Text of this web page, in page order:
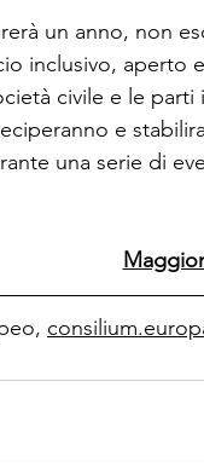
un anno, non
inclusivo,
civile e le
e
una serie di